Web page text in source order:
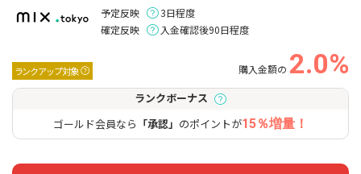
ランクアップ対象
予定反映
3日程度
確定反映
入金確認後90日程度
購入金額の 2.0%
ランクボーナス
ゴールド会員なら 「承認」 のポイントが15％増量！